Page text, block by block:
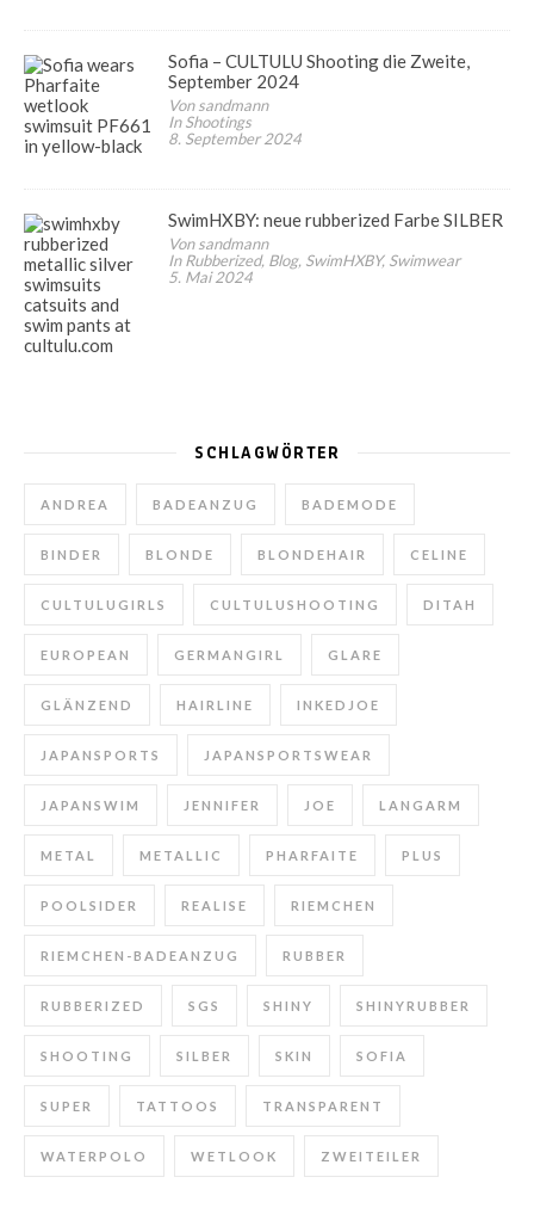
Sofia – CULTULU Shooting die Zweite,
September 2024
Von sandmann
In Shootings
8. September 2024
SwimHXBY: neue rubberized Farbe SILBER
Von sandmann
In Rubberized, Blog, SwimHXBY, Swimwear
5. Mai 2024
SCHLAGWÖRTER
ANDREA BADEANZUG BADEMODE
BINDER BLONDE BLONDEHAIR CELINE
CULTULUGIRLS CULTULUSHOOTING DITAH
EUROPEAN GERMANGIRL GLARE
GLÄNZEND HAIRLINE INKEDJOE
JAPANSPORTS JAPANSPORTSWEAR
JAPANSWIM JENNIFER JOE LANGARM
METAL METALLIC PHARFAITE PLUS
POOLSIDER REALISE RIEMCHEN
RIEMCHEN-BADEANZUG RUBBER
RUBBERIZED SGS SHINY SHINYRUBBER
SHOOTING SILBER SKIN SOFIA
SUPER TATTOOS TRANSPARENT
WATERPOLO WETLOOK ZWEITEILER